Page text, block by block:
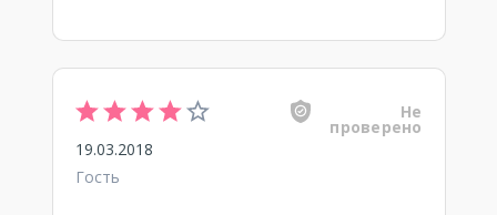
Не
проверено
19.03.2018
Гость